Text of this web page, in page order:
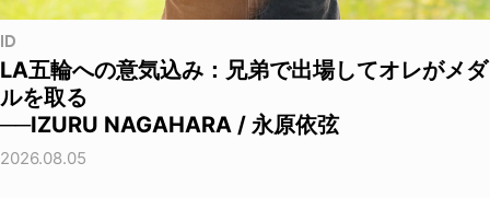
ID
LA五輪への意気込み：兄弟で出場してオレがメダ
ルを取る
──IZURU NAGAHARA / 永原依弦
2026.08.05